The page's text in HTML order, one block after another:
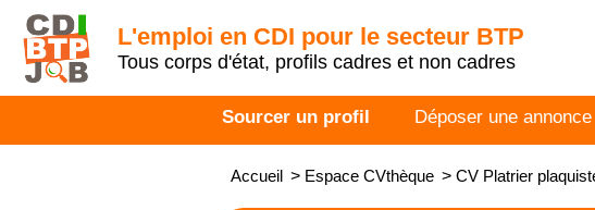
L'emploi en CDI pour le secteur BTP
Tous corps d'état, profils cadres et non cadres
Sourcer un profil Déposer une annonce
Accueil > Espace CVthèque > CV Platrier